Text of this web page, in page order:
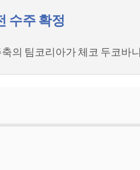
수주 확정
의 팀코리아가 체코 두코바